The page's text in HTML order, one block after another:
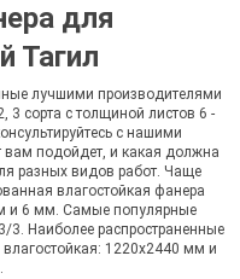
для
Тагил
лучшими производителями
3 сорта с толщиной листов 6 -
с нашими
подойдет, и какая должна
разных видов работ. Чаще
влагостойкая фанера
6 мм. Самые популярные
Наиболее распространенные
1220х2440 мм и